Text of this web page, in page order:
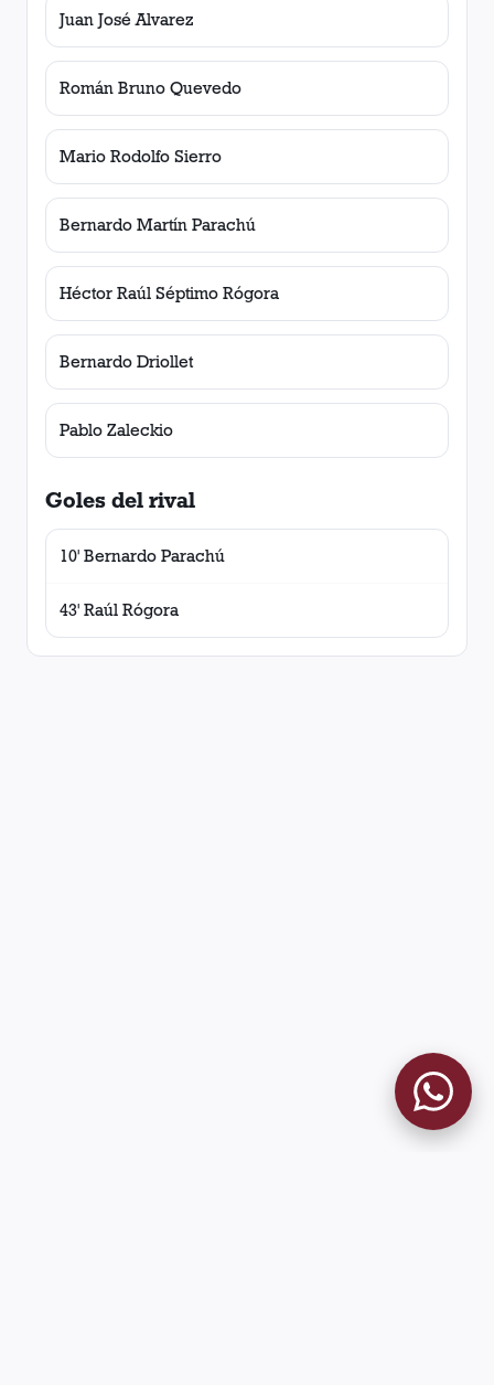
Juan José Alvarez
Román Bruno Quevedo
Mario Rodolfo Sierro
Bernardo Martín Parachú
Héctor Raúl Séptimo Rógora
Bernardo Driollet
Pablo Zaleckio
Goles del rival
10' Bernardo Parachú
43' Raúl Rógora